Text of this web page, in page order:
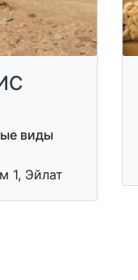
виды
1, Эйлат